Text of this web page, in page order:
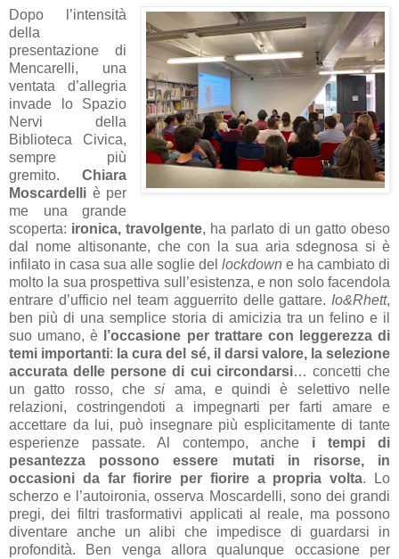
Dopo l’intensità
della
presentazione di
Mencarelli, una
ventata d’allegria
invade lo Spazio
Nervi della
Biblioteca Civica,
sempre più
gremito.Chiara
Moscardelli è per
me una grande
scoperta: ironica, travolgente, ha parlato di un gatto obeso
dal nome altisonante, che con la sua aria sdegnosa si è
infilato in casa sua alle soglie del lockdown e ha cambiato di
molto la sua prospettiva sull’esistenza, e non solo facendola
entrare d’ufficio nel team agguerrito delle gattare. Io&Rhett,
ben più di una semplice storia di amicizia tra un felino e il
suo umano, è
l’occasione per trattare con leggerezza di
temi importanti: la cura del sé, il darsi valore, la selezione
accurata delle persone di cui circondarsi… concetti che
un gatto rosso, chesi ama, e quindi è selettivo nelle
relazioni, costringendoti a impegnarti per farti amare e
accettare da lui, può insegnare più esplicitamente di tante
esperienze passate. Al contempo, anche i tempi di
pesantezza possono essere mutati in risorse, in
occasioni da far fiorire per fiorire a propria volta. Lo
scherzo e l’autoironia, osserva Moscardelli, sono dei grandi
pregi, dei filtri trasformativi applicati al reale, ma possono
diventare anche un alibi che impedisce di guardarsi in
profondità. Ben venga allora qualunque occasione per